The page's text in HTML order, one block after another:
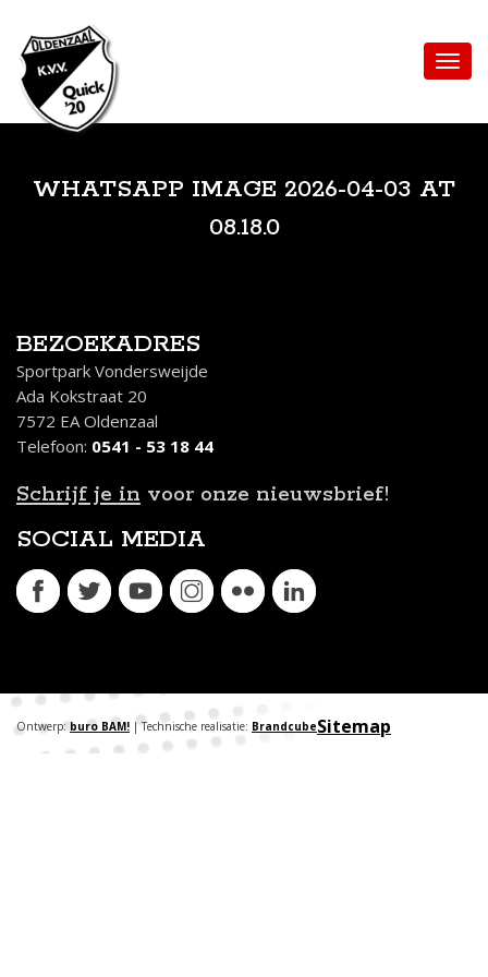
WHATSAPP IMAGE 2026-04-03 AT
08.18.0
BEZOEKADRES
Sportpark Vondersweijde
Ada Kokstraat 20
7572 EA Oldenzaal
Telefoon: 0541 - 53 18 44
Schrijf je in voor onze nieuwsbrief!
SOCIAL MEDIA
Sitemap
Ontwerp: buro BAM! | Technische realisatie: Brandcube